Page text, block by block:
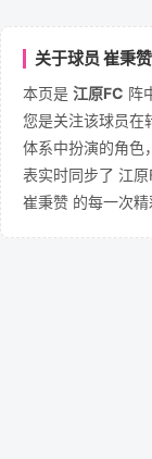
关于球员 崔秉
本页是 江原FC 阵
您是关注该球员在
体系中扮演的角色
表实时同步了 江
崔秉赞 的每一次精